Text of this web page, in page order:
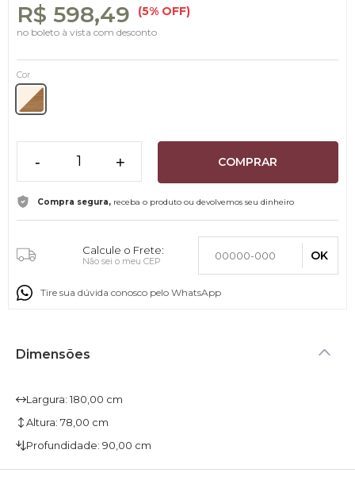
R$ 598,49 (5% OFF)
no boleto à vista com desconto
Cor
- + COMPRAR
Compra segura, receba o produto ou devolvemos seu dinheiro
Calcule o Frete:
Não sei o meu CEP OK
Tire sua dúvida conosco pelo WhatsApp
Dimensões
Largura: 180,00 cm
Altura: 78,00 cm
Profundidade: 90,00 cm